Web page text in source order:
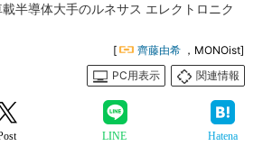
半導体大手のルネサス エレクトロニク
[ 齊藤由希 ，MONOist]
PC用表示
関連情報
LINE Hatena